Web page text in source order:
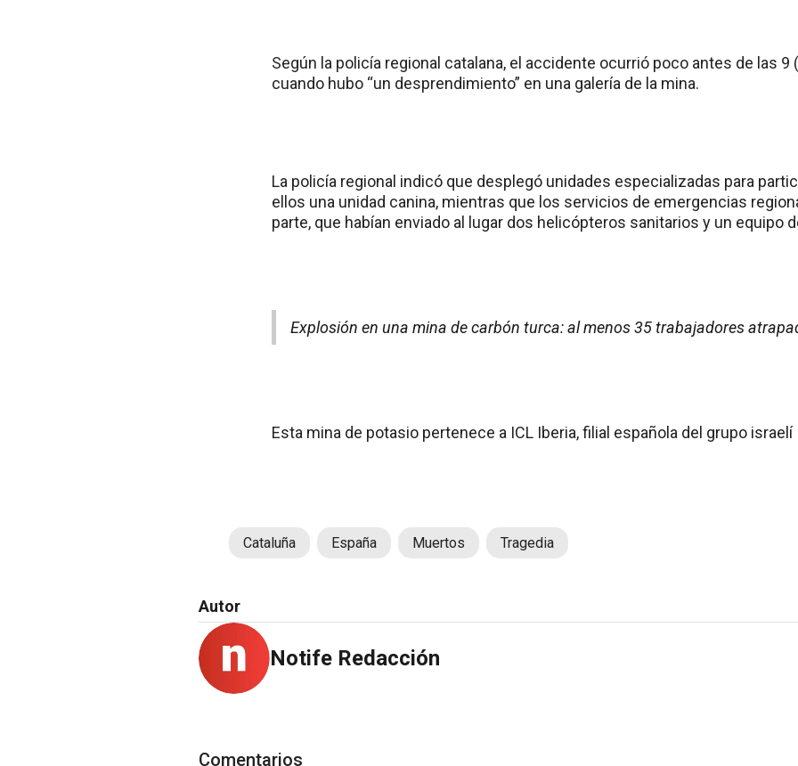
Según la policía regional catalana, el accidente ocurrió poco antes de las 9
cuando hubo “un desprendimiento” en una galería de la mina.
La policía regional indicó que desplegó unidades especializadas para
ellos una unidad canina, mientras que los servicios de emergencias
parte, que habían enviado al lugar dos helicópteros sanitarios y un equipo
Explosión en una mina de carbón turca: al menos 35 trabajadores
Esta mina de potasio pertenece a ICL Iberia, filial española del grupo israelí
Cataluña España Muertos Tragedia
Autor
Notife Redacción
Comentarios